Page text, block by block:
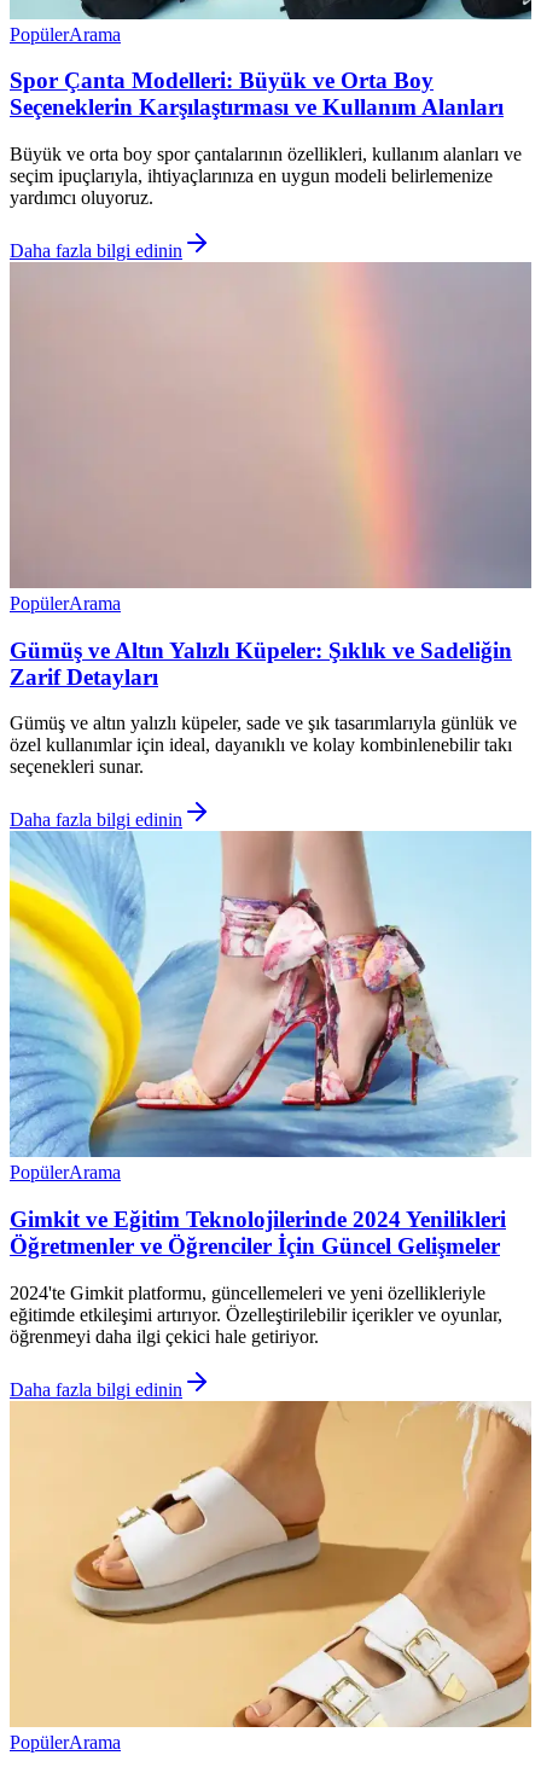
PopülerArama
Spor Çanta Modelleri: Büyük ve Orta Boy
Seçeneklerin Karşılaştırması ve Kullanım Alanları
Büyük ve orta boy spor çantalarının özellikleri, kullanım alanları ve
seçim ipuçlarıyla, ihtiyaçlarınıza en uygun modeli belirlemenize
yardımcı oluyoruz.
Daha fazla bilgi edinin
PopülerArama
Gümüş ve Altın Yalızlı Küpeler: Şıklık ve Sadeliğin
Zarif Detayları
Gümüş ve altın yalızlı küpeler, sade ve şık tasarımlarıyla günlük ve
özel kullanımlar için ideal, dayanıklı ve kolay kombinlenebilir takı
seçenekleri sunar.
Daha fazla bilgi edinin
PopülerArama
Gimkit ve Eğitim Teknolojilerinde 2024 Yenilikleri
Öğretmenler ve Öğrenciler İçin Güncel Gelişmeler
2024'te Gimkit platformu, güncellemeleri ve yeni özellikleriyle
eğitimde etkileşimi artırıyor. Özelleştirilebilir içerikler ve oyunlar,
öğrenmeyi daha ilgi çekici hale getiriyor.
Daha fazla bilgi edinin
PopülerArama